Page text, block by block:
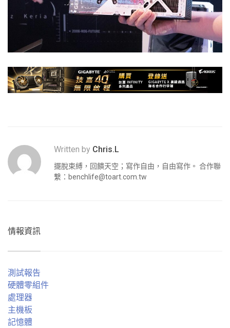
Written by Chris.L
擺脫束縛，回饋天空；寫作自由，自由寫作。 合作聯
繫： benchlife@toart.com.tw
情報資訊
測試報告
硬體零組件
處理器
主機板
記憶體